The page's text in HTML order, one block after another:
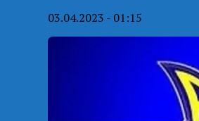
03.04.2023 - 01:15